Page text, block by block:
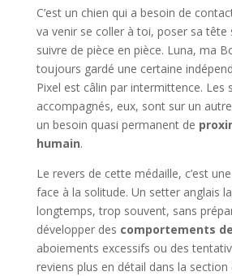
C’est un chien qui a besoin de
va venir se coller à toi, poser sa tête
suivre de pièce en pièce. Luna, ma
toujours gardé une certaine
Pixel est câlin par intermittence. Les
accompagnés, eux, sont sur un
un besoin quasi permanent de
humain.
Le revers de cette médaille, c’est
face à la solitude. Un setter anglais
longtemps, trop souvent, sans
développer des comportements
aboiements excessifs ou des
reviens plus en détail dans la section